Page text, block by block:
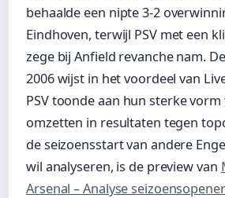
behaalde een nipte 3-2
Eindhoven, terwijl PSV met een
zege bij Anfield revanche nam.
2006 wijst in het voordeel van
PSV toonde aan hun sterke
omzetten in resultaten tegen
de seizoensstart van andere
wil analyseren, is de preview van
Arsenal – Analyse